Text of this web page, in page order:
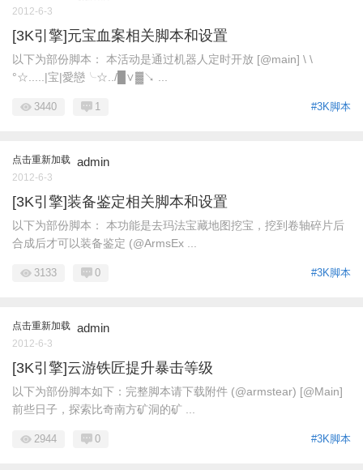
2012-6-3
[3K引擎]元宝血案相关脚本和设置
以下为部份脚本： 本活动是通过机器人定时开放 [@main] \ \
°☆.....|宝|愛戀╰☆../█∨▓↘ ...
#3K脚本
3440 1
点击重新加载 admin
2012-6-3
[3K引擎]装备鉴定相关脚本和设置
以下为部份脚本： 本功能是去玛法宝藏地图挖宝，挖到卷轴碎片后
合成后才可以装备鉴定 (@ArmsEx ...
#3K脚本
3133 0
点击重新加载 admin
2012-6-3
[3K引擎]云游铁匠提升暴击等级
以下为部份脚本如下：完整脚本请下载附件 (@armstear) [@Main]
前些日子，探索比奇南方矿洞的矿 ...
#3K脚本
2944 0